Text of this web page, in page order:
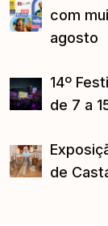
com
agosto
14º
de 7 a
de